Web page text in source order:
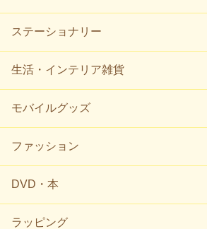
ステーショナリー
生活・インテリア雑貨
モバイルグッズ
ファッション
DVD・本
ラッピング